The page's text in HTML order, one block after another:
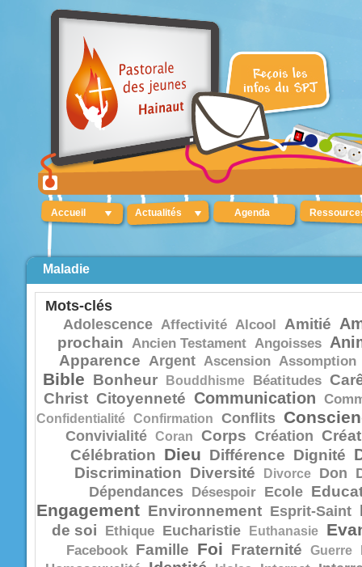
Accueil Actualités Agenda
Maladie
Mots-clés
Adolescence Affectivité Alcool Amitié
prochain Ancien Testament Angoisses
Apparence Argent Ascension Assomption
Bible Bonheur Bouddhisme Béatitudes
Christ Citoyenneté Communication
Confidentialité Confirmation Conflits
Convivialité Coran Corps Création
Célébration Dieu Différence Dignité
Discrimination Diversité Divorce Don
Dépendances
Désespoir Ecole
Engagement Environnement Esprit-Saint
de soi Ethique Eucharistie Euthanasie
Facebook Famille Foi Fraternité Guerre